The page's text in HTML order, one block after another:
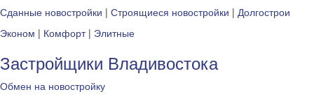
Сданные новостройки | Строящиеся новостройки | Долгострои
Эконом | Комфорт| Элитные
Застройщики Владивостока
Обмен на новостройку